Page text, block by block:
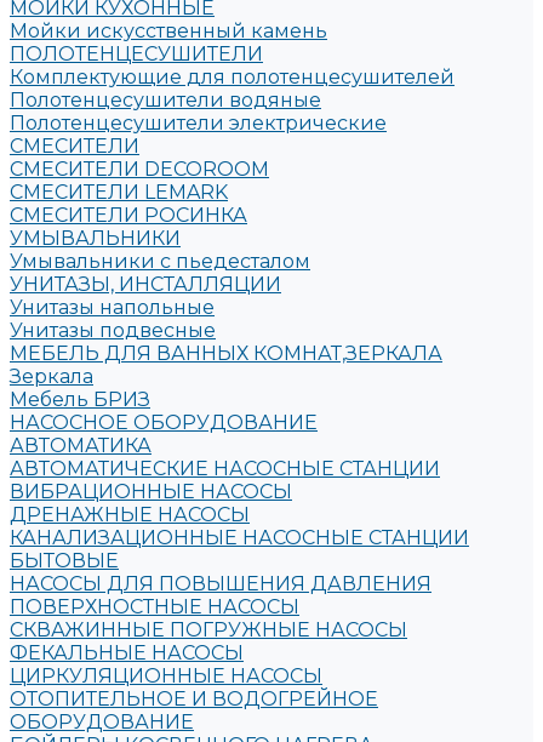
МОЙКИ КУХОННЫЕ
Мойки искусственный камень
ПОЛОТЕНЦЕСУШИТЕЛИ
Комплектующие для полотенцесушителей
Полотенцесушители водяные
Полотенцесушители электрические
СМЕСИТЕЛИ
СМЕСИТЕЛИ DECOROOM
СМЕСИТЕЛИ LEMARK
СМЕСИТЕЛИ РОСИНКА
УМЫВАЛЬНИКИ
Умывальники с пьедесталом
УНИТАЗЫ, ИНСТАЛЛЯЦИИ
Унитазы напольные
Унитазы подвесные
МЕБЕЛЬ ДЛЯ ВАННЫХ КОМНАТ,ЗЕРКАЛА
Зеркала
Мебель БРИЗ
НАСОСНОЕ ОБОРУДОВАНИЕ
АВТОМАТИКА
АВТОМАТИЧЕСКИЕ НАСОСНЫЕ СТАНЦИИ
ВИБРАЦИОННЫЕ НАСОСЫ
ДРЕНАЖНЫЕ НАСОСЫ
КАНАЛИЗАЦИОННЫЕ НАСОСНЫЕ СТАНЦИИ
БЫТОВЫЕ
НАСОСЫ ДЛЯ ПОВЫШЕНИЯ ДАВЛЕНИЯ
ПОВЕРХНОСТНЫЕ НАСОСЫ
СКВАЖИННЫЕ ПОГРУЖНЫЕ НАСОСЫ
ФЕКАЛЬНЫЕ НАСОСЫ
ЦИРКУЛЯЦИОННЫЕ НАСОСЫ
ОТОПИТЕЛЬНОЕ И ВОДОГРЕЙНОЕ
ОБОРУДОВАНИЕ